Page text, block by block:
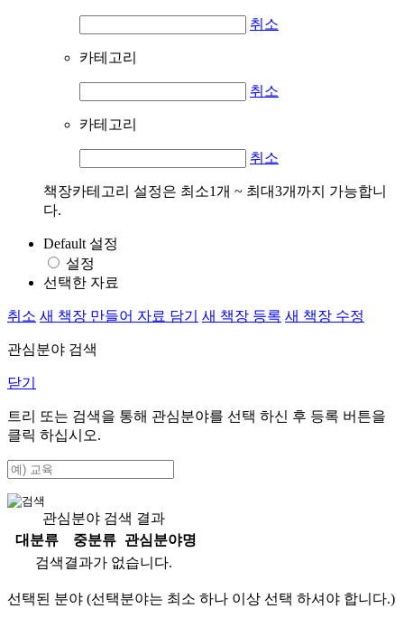
취소
카테고리
취소
카테고리
취소
책장카테고리 설정은 최소1개 ~ 최대3개까지 가능합니
다.
Default 설정
설정
선택한 자료
취소 새 책장 만들어 자료 담기 새 책장 등록 새 책장 수정
관심분야 검색
닫기
트리 또는 검색을 통해 관심분야를 선택 하신 후 등록 버튼을
클릭 하십시오.
관심분야 검색 결과
대분류
중분류
관심분야명
검색결과가 없습니다.
선택된 분야 (선택분야는 최소 하나 이상 선택 하셔야 합니다.)